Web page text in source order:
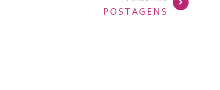
POSTAGENS